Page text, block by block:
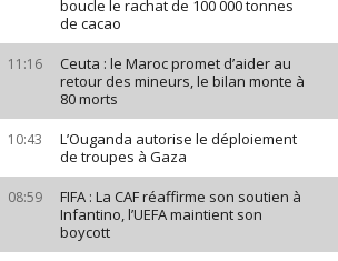
boucle le rachat de 100 000 tonnes
de cacao
11:16
Ceuta : le Maroc promet d’aider au
retour des mineurs, le bilan monte à
80 morts
10:43
L’Ouganda autorise le déploiement
de troupes à Gaza
08:59
FIFA : La CAF réaffirme son soutien à
Infantino, l’UEFA maintient son
boycott